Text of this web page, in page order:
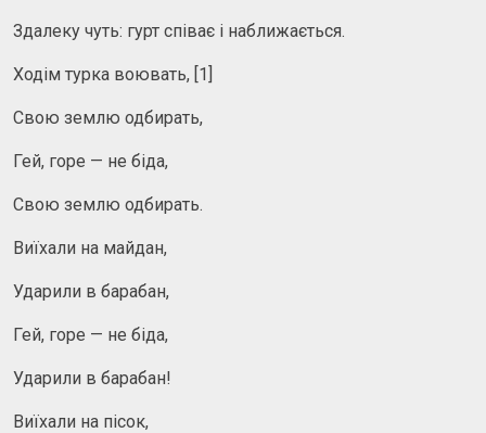
Здалеку чуть: гурт співає і наближається.
Ходім турка воювать, [1]
Свою землю одбирать,
Гей, горе — не біда,
Свою землю одбирать.
Виїхали на майдан,
Ударили в барабан,
Гей, горе — не біда,
Ударили в барабан!
Виїхали на пісок,